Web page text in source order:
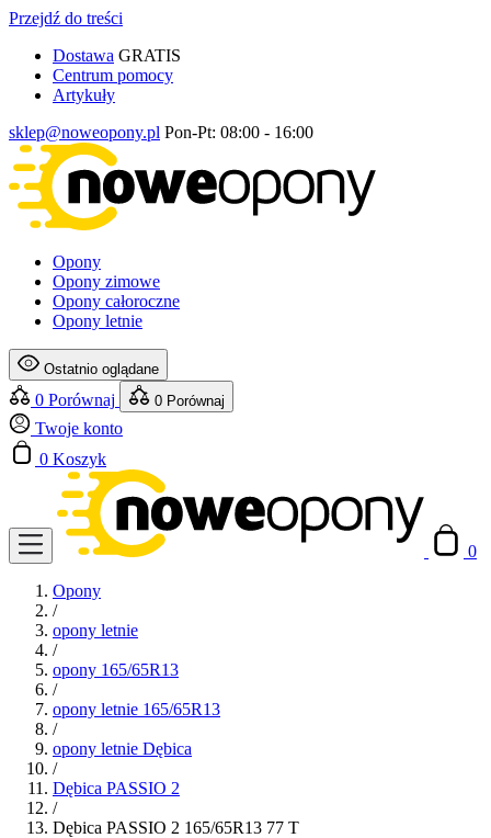
Przejdź do treści
Dostawa GRATIS
Centrum pomocy
Artykuły
sklep@noweopony.pl Pon-Pt: 08:00 - 16:00
Opony
Opony zimowe
Opony całoroczne
Opony letnie
Ostatnio oglądane
0 Porównaj 0 Porównaj
Twoje konto
0 Koszyk
0
Opony
/
opony letnie
/
opony 165/65R13
/
opony letnie 165/65R13
/
opony letnie Dębica
/
Dębica PASSIO 2
/
Dębica PASSIO 2 165/65R13 77 T